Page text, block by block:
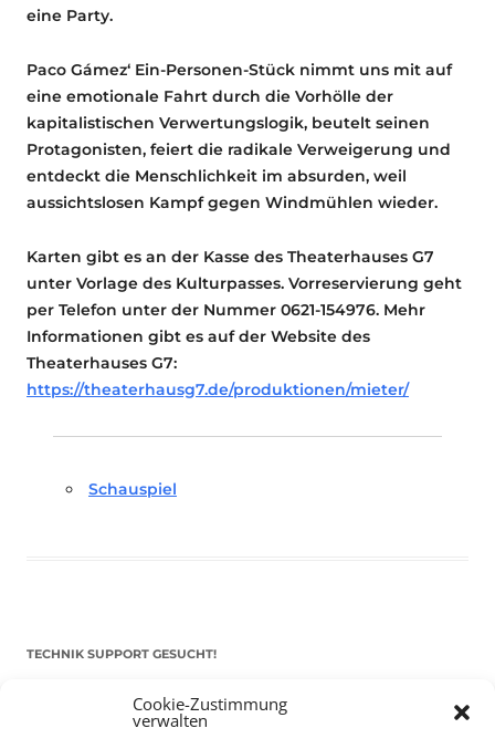
Cookie-Zustimmung
verwalten
eine Party.
Paco Gámez‘ Ein-Personen-Stück nimmt uns mit auf
eine emotionale Fahrt durch die Vorhölle der
kapitalistischen Verwertungslogik, beutelt seinen
Protagonisten, feiert die radikale Verweigerung und
entdeckt die Menschlichkeit im absurden, weil
aussichtslosen Kampf gegen Windmühlen wieder.
Karten gibt es an der Kasse des Theaterhauses G7
unter Vorlage des Kulturpasses. Vorreservierung geht
per Telefon unter der Nummer 0621-154976. Mehr
Informationen gibt es auf der Website des
Theaterhauses G7:
https://theaterhausg7.de/produktionen/mieter/
Schauspiel
TECHNIK SUPPORT GESUCHT!
Das Kulturparkett freut sich stets über